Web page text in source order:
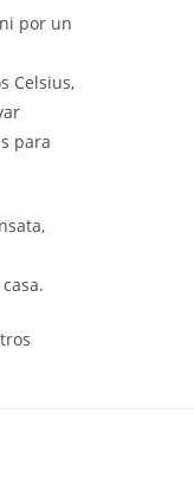
por un
Celsius,
para